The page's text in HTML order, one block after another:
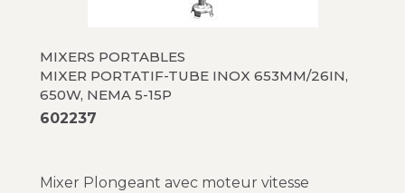
MIXERS PORTABLES
MIXER PORTATIF-TUBE INOX 653MM/26IN,
650W, NEMA 5-15P
602237
Mixer Plongeant avec moteur vitesse